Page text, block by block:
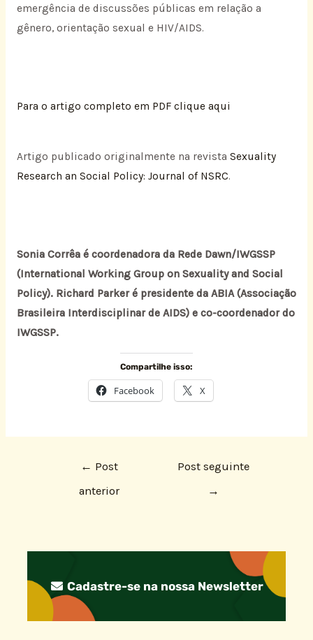
emergência de discussões públicas em relação a
gênero, orientação sexual e HIV/AIDS.
Para o artigo completo em PDF clique aqui
Artigo publicado originalmente na revista Sexuality
Research an Social Policy: Journal of NSRC.
Sonia Corrêa é coordenadora da Rede Dawn/IWGSSP
(International Working Group on Sexuality and Social
Policy). Richard Parker é presidente da ABIA (Associação
Brasileira Interdisciplinar de AIDS) e co-coordenador do
IWGSSP.
Compartilhe isso:
Facebook X
← Post
anterior
Post seguinte
→
Cadastre-se na nossa Newsletter